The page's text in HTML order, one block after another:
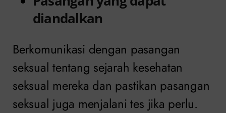
diandalkan
Berkomunikasi dengan pasangan
seksual tentang sejarah kesehatan
seksual mereka dan pastikan pasangan
seksual juga menjalani tes jika perlu.